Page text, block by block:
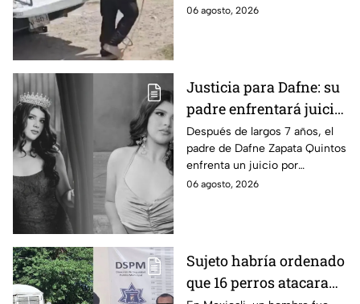
Zapopan; la víctima sufrió
06 agosto, 2026
Justicia para Dafne: su
padre enfrentará juicio
por presunto abuso
cometido en 2019 en
Tamaulipas
Después de largos 7 años, el
padre de Dafne Zapata Quintos
enfrenta un juicio por
presuntamente abusar de la
06 agosto, 2026
Sujeto habría ordenado
que 16 perros atacaran